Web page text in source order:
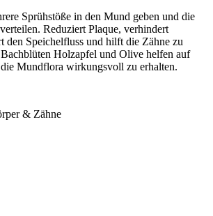
Sprühstöße in den Mund geben und die
Reduziert Plaque, verhindert
den Speichelfluss und hilft die Zähne zu
Holzapfel und Olive helfen auf
Mundflora wirkungsvoll zu erhalten.
& Zähne